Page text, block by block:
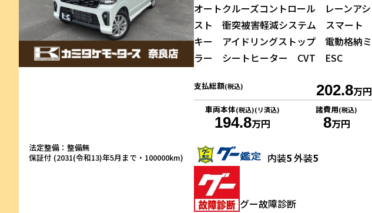
オートクルーズコントロール レーンアシ
スト 衝突被害軽減システム スマート
キー アイドリングストップ 電動格納ミ
ラー シートヒーター CVT ESC
支払総額(税込) 202.8万円
車両本体(税込)(リ済込)
194.8万円
諸費用(税込)
8万円
法定整備：整備無
保証付 (2031(令和13)年5月まで・100000km)
内装5外装5
グー故障診断